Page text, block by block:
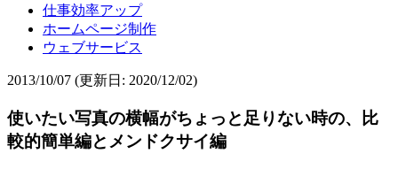
仕事効率アップ
ホームページ制作
ウェブサービス
2013/10/07 (更新日: 2020/12/02)
使いたい写真の横幅がちょっと足りない時の、比
較的簡単編とメンドクサイ編